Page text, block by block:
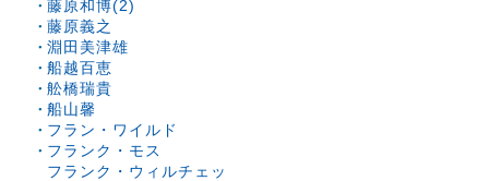
藤原和博(2)
藤原義之
淵田美津雄
船越百恵
舩橋瑞貴
船山馨
フラン・ワイルド
フランク・モス
フランク・ウィルチェッ